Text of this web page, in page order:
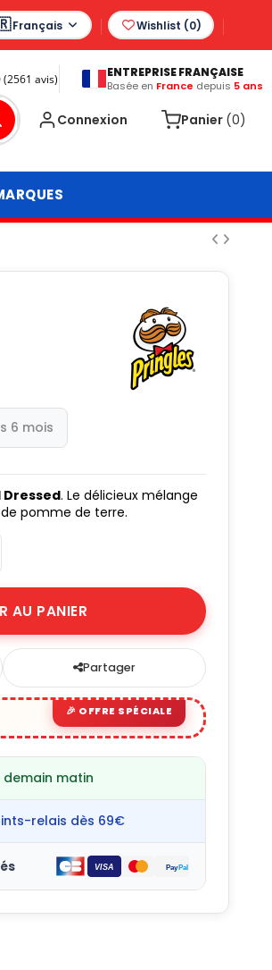
Français Wishlist (0)
9.6/10 (2561 avis)
ENTREPRISE FRANÇAISE
Basée en France depuis 5 ans
Connexion Panier (0)
6 mois
Dressed. Le délicieux mélange
pomme de terre.
AU PANIER
Partager
demain matin
relais dès 69€